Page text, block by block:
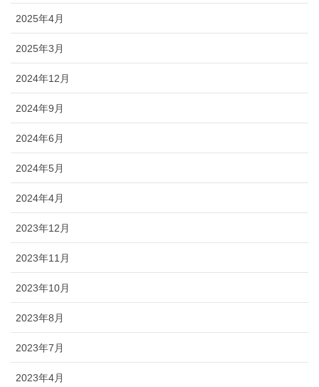
2025年4月
2025年3月
2024年12月
2024年9月
2024年6月
2024年5月
2024年4月
2023年12月
2023年11月
2023年10月
2023年8月
2023年7月
2023年4月